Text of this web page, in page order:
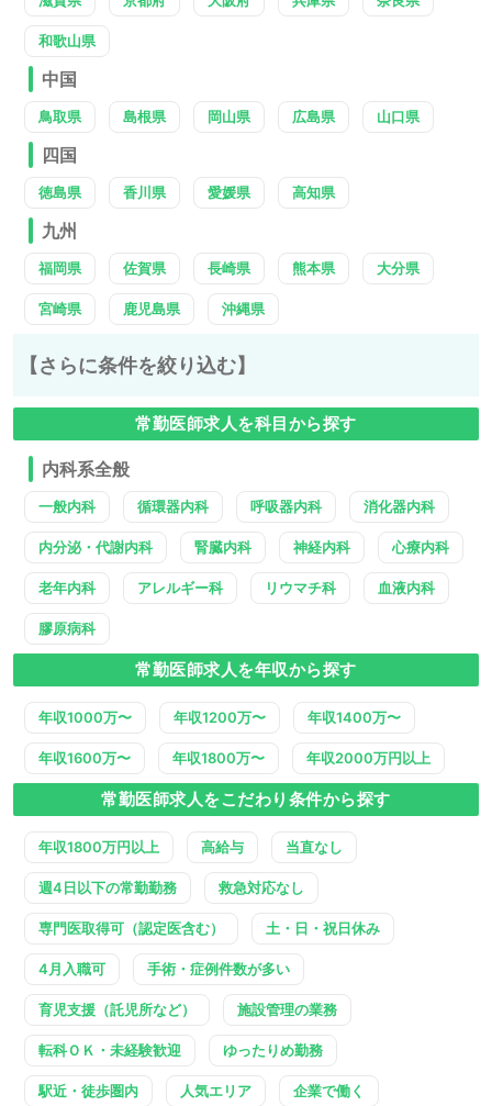
和歌山県
中国
鳥取県 島根県 岡山県 広島県 山口県
四国
徳島県 香川県 愛媛県 高知県
九州
福岡県 佐賀県 長崎県 熊本県 大分県
宮崎県 鹿児島県 沖縄県
【さらに条件を絞り込む】
常勤医師求人を科目から探す
内科系全般
一般内科 循環器内科 呼吸器内科 消化器内科
内分泌・代謝内科 腎臓内科 神経内科 心療内科
老年内科 アレルギー科 リウマチ科 血液内科
膠原病科
常勤医師求人を年収から探す
年収1000万〜 年収1200万〜 年収1400万〜
年収1600万〜 年収1800万〜 年収2000万円以上
常勤医師求人をこだわり条件から探す
年収1800万円以上 高給与 当直なし
週4日以下の常勤勤務 救急対応なし
専門医取得可（認定医含む） 土・日・祝日休み
4月入職可 手術・症例件数が多い
育児支援（託児所など） 施設管理の業務
転科ＯＫ・未経験歓迎 ゆったりめ勤務
駅近・徒歩圏内 人気エリア 企業で働く